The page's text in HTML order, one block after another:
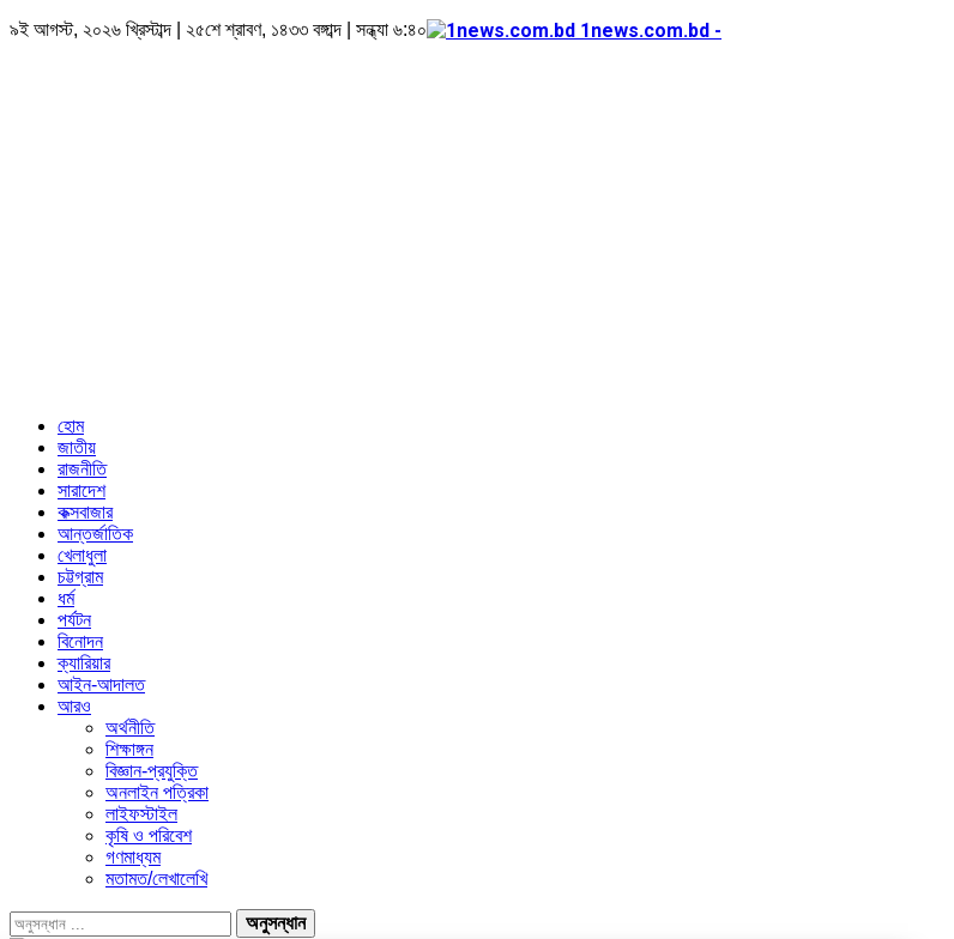
৯ই আগস্ট, ২০২৬ খ্রিস্টাব্দ | ২৫শে শ্রাবণ, ১৪৩৩ বঙ্গাব্দ | সন্ধ্যা ৬:৪০ 1news.com.bd -
হোম
জাতীয়
রাজনীতি
সারাদেশ
কক্সবাজার
আন্তর্জাতিক
খেলাধুলা
চট্টগ্রাম
ধর্ম
পর্যটন
বিনোদন
ক্যারিয়ার
আইন-আদালত
আরও
অর্থনীতি
শিক্ষাঙ্গন
বিজ্ঞান-প্রযুক্তি
অনলাইন পত্রিকা
লাইফস্টাইল
কৃষি ও পরিবেশ
গণমাধ্যম
মতামত/লেখালেখি